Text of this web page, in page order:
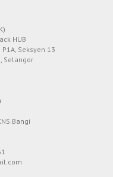
HUB
Seksyen 13
Selangor
Bangi